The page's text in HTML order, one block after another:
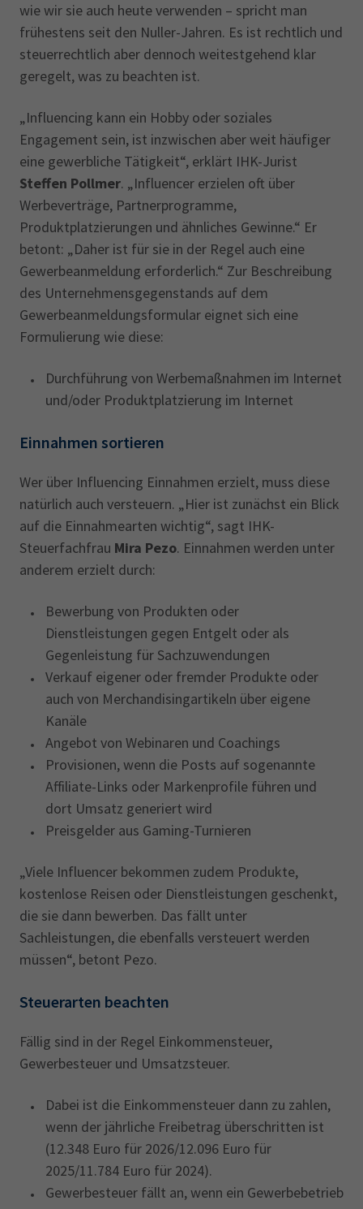
wie wir sie auch heute verwenden – spricht man
frühestens seit den Nuller-Jahren. Es ist rechtlich und
steuerrechtlich aber dennoch weitestgehend klar
geregelt, was zu beachten ist.
„Influencing kann ein Hobby oder soziales
Engagement sein, ist inzwischen aber weit häufiger
eine gewerbliche Tätigkeit“, erklärt IHK-Jurist
Steffen Pollmer. „Influencer erzielen oft über
Werbeverträge, Partnerprogramme,
Produktplatzierungen und ähnliches Gewinne.“ Er
betont: „Daher ist für sie in der Regel auch eine
Gewerbeanmeldung erforderlich.“ Zur Beschreibung
des Unternehmensgegenstands auf dem
Gewerbeanmeldungsformular eignet sich eine
Formulierung wie diese:
Durchführung von Werbemaßnahmen im Internet
und/oder Produktplatzierung im Internet
Einnahmen sortieren
Wer über Influencing Einnahmen erzielt, muss diese
natürlich auch versteuern. „Hier ist zunächst ein Blick
auf die Einnahmearten wichtig“, sagt IHK-
Steuerfachfrau Mira Pezo. Einnahmen werden unter
anderem erzielt durch:
Bewerbung von Produkten oder
Dienstleistungen gegen Entgelt oder als
Gegenleistung für Sachzuwendungen
Verkauf eigener oder fremder Produkte oder
auch von Merchandisingartikeln über eigene
Kanäle
Angebot von Webinaren und Coachings
Provisionen, wenn die Posts auf sogenannte
Affiliate-Links oder Markenprofile führen und
dort Umsatz generiert wird
Preisgelder aus Gaming-Turnieren
„Viele Influencer bekommen zudem Produkte,
kostenlose Reisen oder Dienstleistungen geschenkt,
die sie dann bewerben. Das fällt unter
Sachleistungen, die ebenfalls versteuert werden
müssen“, betont Pezo.
Steuerarten beachten
Fällig sind in der Regel Einkommensteuer,
Gewerbesteuer und Umsatzsteuer.
Dabei ist die Einkommensteuer dann zu zahlen,
wenn der jährliche Freibetrag überschritten ist
(12.348 Euro für 2026/12.096 Euro für
2025/11.784 Euro für 2024).
Gewerbesteuer fällt an, wenn ein Gewerbebetrieb